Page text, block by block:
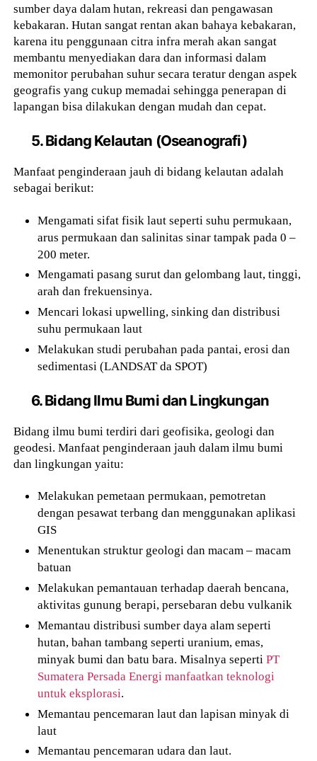
sumber daya dalam hutan, rekreasi dan pengawasan
kebakaran. Hutan sangat rentan akan bahaya kebakaran,
karena itu penggunaan citra infra merah akan sangat
membantu menyediakan dara dan informasi dalam
memonitor perubahan suhur secara teratur dengan aspek
geografis yang cukup memadai sehingga penerapan di
lapangan bisa dilakukan dengan mudah dan cepat.
5. Bidang Kelautan (Oseanografi)
Manfaat penginderaan jauh di bidang kelautan adalah
sebagai berikut:
Mengamati sifat fisik laut seperti suhu permukaan,
arus permukaan dan salinitas sinar tampak pada 0 –
200 meter.
Mengamati pasang surut dan gelombang laut, tinggi,
arah dan frekuensinya.
Mencari lokasi upwelling, sinking dan distribusi
suhu permukaan laut
Melakukan studi perubahan pada pantai, erosi dan
sedimentasi (LANDSAT da SPOT)
6. Bidang Ilmu Bumi dan Lingkungan
Bidang ilmu bumi terdiri dari geofisika, geologi dan
geodesi. Manfaat penginderaan jauh dalam ilmu bumi
dan lingkungan yaitu:
Melakukan pemetaan permukaan, pemotretan
dengan pesawat terbang dan menggunakan aplikasi
GIS
Menentukan struktur geologi dan macam – macam
batuan
Melakukan pemantauan terhadap daerah bencana,
aktivitas gunung berapi, persebaran debu vulkanik
Memantau distribusi sumber daya alam seperti
hutan, bahan tambang seperti uranium, emas,
minyak bumi dan batu bara. Misalnya sepertiPT
Sumatera Persada Energi manfaatkan teknologi
untuk eksplorasi.
Memantau pencemaran laut dan lapisan minyak di
laut
Memantau pencemaran udara dan laut.